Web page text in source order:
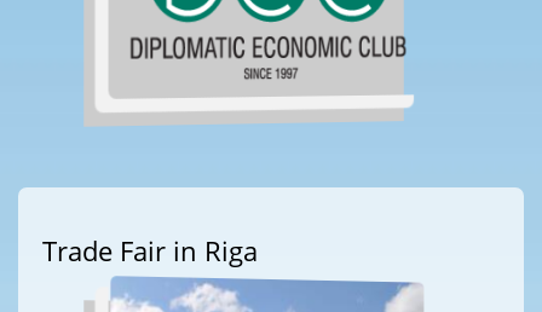
Trade Fair in Riga